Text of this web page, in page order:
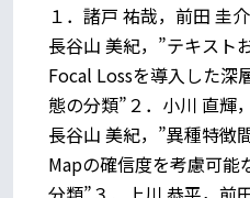
１．諸戸 祐哉，前田 圭
長谷山 美紀，”テキスト
Focal Lossを導入した深
態の分類”２．小川 直輝
長谷山 美紀，”異種特
Mapの確信度を考慮可能